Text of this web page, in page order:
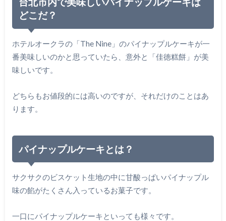
どこだ？
ホテルオークラの「The Nine」のパイナップルケーキが一
番美味しいのかと思っていたら、意外と「佳徳糕餅」が美
味しいです。
どちらもお値段的には高いのですが、それだけのことはあ
ります。
パイナップルケーキとは？
サクサクのビスケット生地の中に甘酸っぱいパイナップル
味の餡がたくさん入っているお菓子です。
一口にパイナップルケーキといっても様々です。